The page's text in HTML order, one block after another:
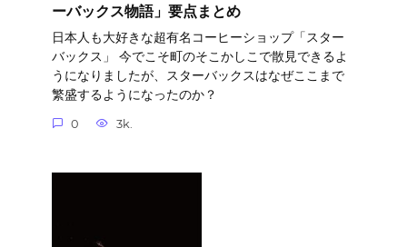
ーバックス物語」要点まとめ
日本人も大好きな超有名コーヒーショップ「スター
バックス」 今でこそ町のそこかしこで散見できるよ
うになりましたが、スターバックスはなぜここまで
繁盛するようになったのか？
0 3k.